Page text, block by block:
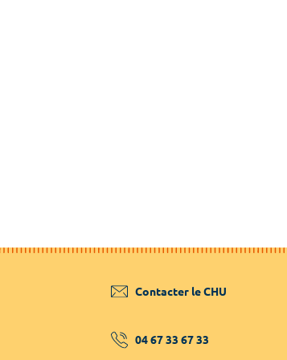
Contacter le CHU
04 67 33 67 33